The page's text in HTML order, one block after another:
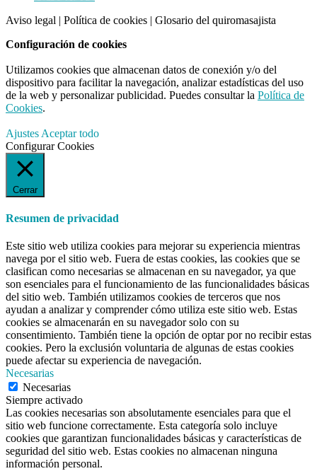
CTA
Aviso legal | Política de cookies | Glosario del quiromasajista
Configuración de cookies
Utilizamos cookies que almacenan datos de conexión y/o del
dispositivo para facilitar la navegación, analizar estadísticas del uso
de la web y personalizar publicidad. Puedes consultar la Política de
Cookies.
Ajustes Aceptar todo
Configurar Cookies
Cerrar
Resumen de privacidad
Este sitio web utiliza cookies para mejorar su experiencia mientras
navega por el sitio web. Fuera de estas cookies, las cookies que se
clasifican como necesarias se almacenan en su navegador, ya que
son esenciales para el funcionamiento de las funcionalidades básicas
del sitio web. También utilizamos cookies de terceros que nos
ayudan a analizar y comprender cómo utiliza este sitio web. Estas
cookies se almacenarán en su navegador solo con su
consentimiento. También tiene la opción de optar por no recibir estas
cookies. Pero la exclusión voluntaria de algunas de estas cookies
puede afectar su experiencia de navegación.
Necesarias
Necesarias
Siempre activado
Las cookies necesarias son absolutamente esenciales para que el
sitio web funcione correctamente. Esta categoría solo incluye
cookies que garantizan funcionalidades básicas y características de
seguridad del sitio web. Estas cookies no almacenan ninguna
información personal.